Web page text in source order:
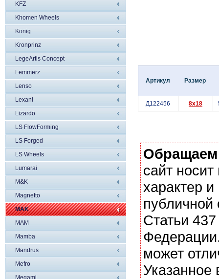
KFZ
Khomen Wheels
Konig
Kronprinz
LegeArtis Concept
Lemmerz
Lenso
Lexani
Lizardo
LS FlowForming
LS Forged
LS Wheels
Lumarai
M&K
Magnetto
MAK
MAM
Mamba
Mandrus
Mefro
Megami
Артикул Размер
Д122456 8x18
сайт
характер
Статьи
может